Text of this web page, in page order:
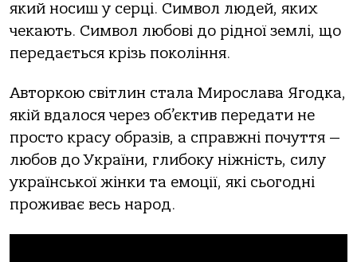
який носиш у серці. Символ людей, яких
чекають. Символ любові до рідної землі, що
передається крізь покоління.
Авторкою світлин стала Мирослава Ягодка,
якій вдалося через об’єктив передати не
просто красу образів, а справжні почуття —
любов до України, глибоку ніжність, силу
української жінки та емоції, які сьогодні
проживає весь народ.